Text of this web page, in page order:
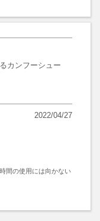
カンフーシュー
2022/04/27
間の使用には向かない